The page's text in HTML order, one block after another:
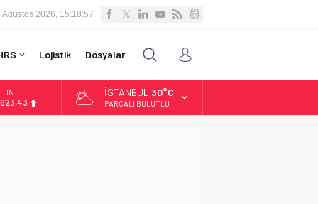
Ağustos 2026, 15:18:58
Lojistik Dosyalar
İSTANBUL 30°C
PARÇALI BULUTLU